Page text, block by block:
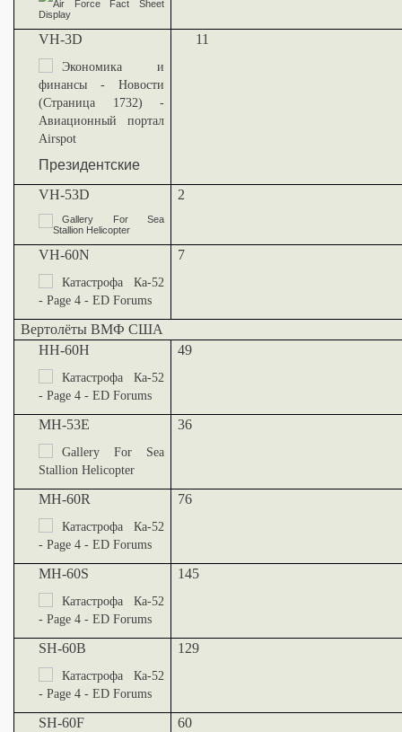
VH-3D
Президентские
11
VH-53D 2
VH-60N 7
Вертолёты ВМФ США
HH-60H
49
MH-53E 36
MH-60R 76
MH-60S 145
SH-60B 129
SH-60F 60